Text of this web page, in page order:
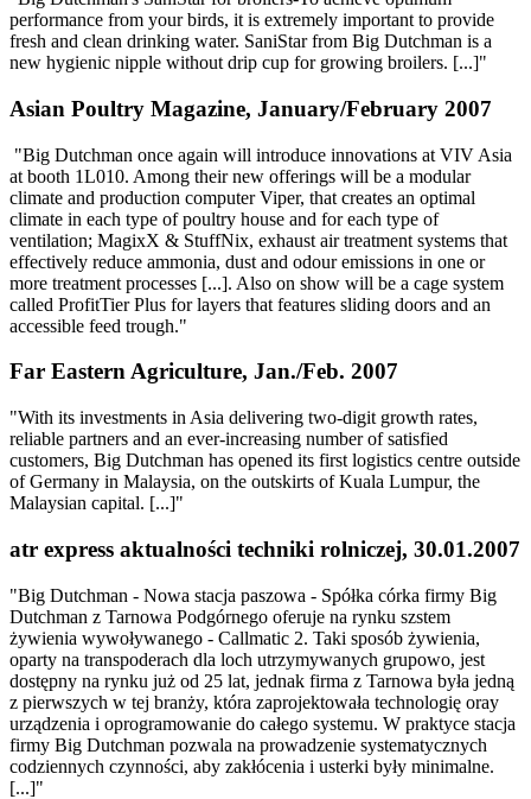
performance from your birds, it is extremely important to provide
fresh and clean drinking water. SaniStar from Big Dutchman is a
new hygienic nipple without drip cup for growing broilers. [...]"
Asian Poultry Magazine, January/February 2007
"Big Dutchman once again will introduce innovations at VIV Asia
at booth 1L010. Among their new offerings will be a modular
climate and production computer Viper, that creates an optimal
climate in each type of poultry house and for each type of
ventilation; MagixX & StuffNix, exhaust air treatment systems that
effectively reduce ammonia, dust and odour emissions in one or
more treatment processes [...]. Also on show will be a cage system
called ProfitTier Plus for layers that features sliding doors and an
accessible feed trough."
Far Eastern Agriculture, Jan./Feb. 2007
"With its investments in Asia delivering two-digit growth rates,
reliable partners and an ever-increasing number of satisfied
customers, Big Dutchman has opened its first logistics centre outside
of Germany in Malaysia, on the outskirts of Kuala Lumpur, the
Malaysian capital. [...]"
atr express aktualności techniki rolniczej, 30.01.2007
"Big Dutchman - Nowa stacja paszowa - Spółka córka firmy Big
Dutchman z Tarnowa Podgórnego oferuje na rynku szstem
żywienia wywoływanego - Callmatic 2. Taki sposób żywienia,
oparty na transpoderach dla loch utrzymywanych grupowo, jest
dostępny na rynku już od 25 lat, jednak firma z Tarnowa była jedną
z pierwszych w tej branży, która zaprojektowała technologię oray
urządzenia i oprogramowanie do całego systemu. W praktyce stacja
firmy Big Dutchman pozwala na prowadzenie systematycznych
codziennych czynności, aby zakłócenia i usterki były minimalne.
[...]"